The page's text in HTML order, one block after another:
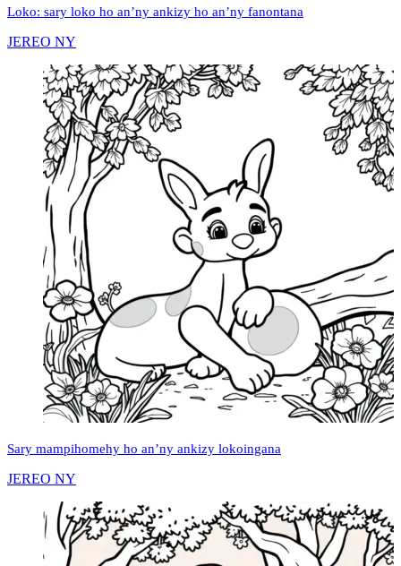
Loko: sary loko ho an’ny ankizy ho an’ny fanontana
JEREO NY
Sary mampihomehy ho an’ny ankizy lokoingana
JEREO NY